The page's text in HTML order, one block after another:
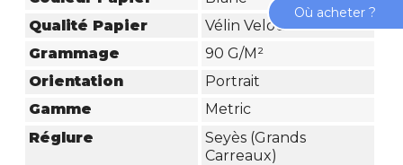
Qualité Papier
Vélin Velouté
Grammage
90 G/m²
Orientation
Portrait
Gamme
Metric
Réglure
Seyès (grands
Carreaux)
Où acheter ?